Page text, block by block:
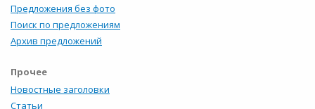
Предложения без фото
Поиск по предложениям
Архив предложений
Прочее
Новостные заголовки
Статьи